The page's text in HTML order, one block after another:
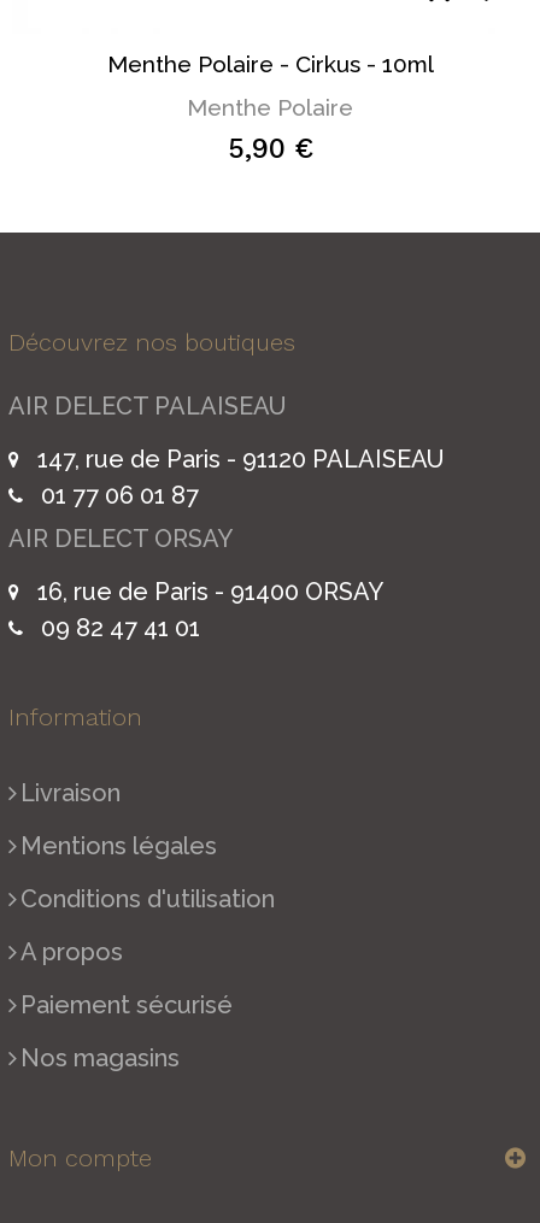
Menthe Polaire - Cirkus - 10ml
Menthe Polaire
5,90 €
Découvrez nos boutiques
AIR DELECT PALAISEAU
147, rue de Paris - 91120 PALAISEAU
01 77 06 01 87
AIR DELECT ORSAY
16, rue de Paris - 91400 ORSAY
09 82 47 41 01
Information
Livraison
Mentions légales
Conditions d'utilisation
A propos
Paiement sécurisé
Nos magasins
Mon compte